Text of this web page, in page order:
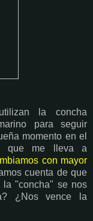
la concha
para seguir
momento en el
que me lleva a
con mayor
cuenta de que
la "concha" se nos
¿Nos vence la